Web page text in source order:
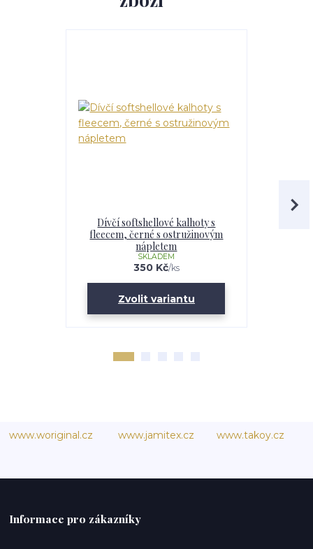
Dívčí softshellové kalhoty s
fleecem, černé s ostružinovým
nápletem
350 Kč/ks
SKLADEM
Zvolit variantu
www.woriginal.cz www.jamitex.cz www.takoy.cz
Informace pro zákazníky